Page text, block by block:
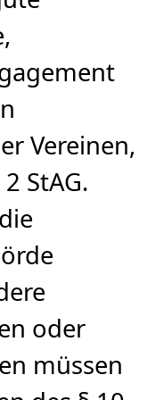
Vereinen,
StAG.
oder
müssen